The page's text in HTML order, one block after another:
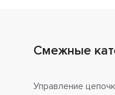
Смежные
Управление